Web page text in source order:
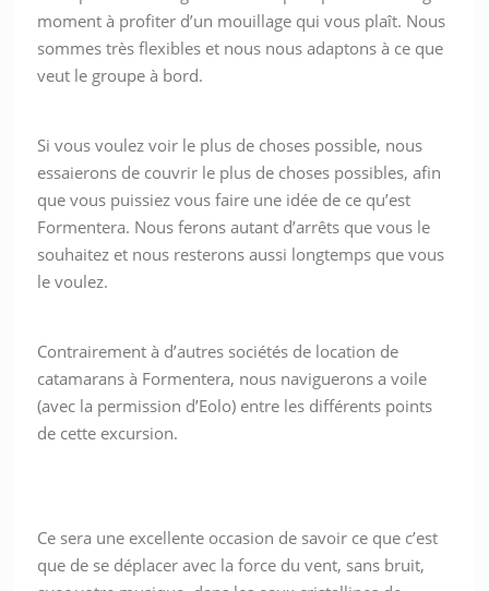
moment à profiter d’un mouillage qui vous plaît. Nous
sommes très flexibles et nous nous adaptons à ce que
veut le groupe à bord.
Si vous voulez voir le plus de choses possible, nous
essaierons de couvrir le plus de choses possibles, afin
que vous puissiez vous faire une idée de ce qu’est
Formentera. Nous ferons autant d’arrêts que vous le
souhaitez et nous resterons aussi longtemps que vous
le voulez.
Contrairement à d’autres sociétés de location de
catamarans à Formentera, nous naviguerons a voile
(avec la permission d’Eolo) entre les différents points
de cette excursion.
Ce sera une excellente occasion de savoir ce que c’est
que de se déplacer avec la force du vent, sans bruit,